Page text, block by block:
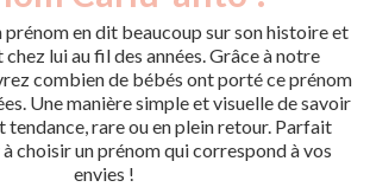
prénom en dit beaucoup sur son histoire et
lui au fil des années. Grâce à notre
combien de bébés ont porté ce prénom
Une manière simple et visuelle de savoir
tendance, rare ou en plein retour. Parfait
choisir un prénom qui correspond à vos
envies !